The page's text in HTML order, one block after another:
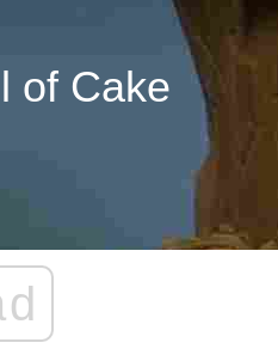
of Cake